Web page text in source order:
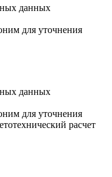
данных
для уточнения
данных
для уточнения
расчет